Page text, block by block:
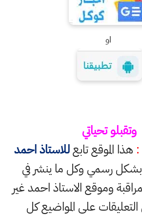
او
وتقبلو تحياتي
: هذا الموقع تابعللاستاذ احمد
بشكل رسمي وكل ما ينشر في
وموقع الاستاذ احمد غير
على المواضيع كل